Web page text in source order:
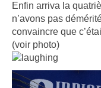
Enfin arriva la
n’avons pas
convaincre que
(voir photo)